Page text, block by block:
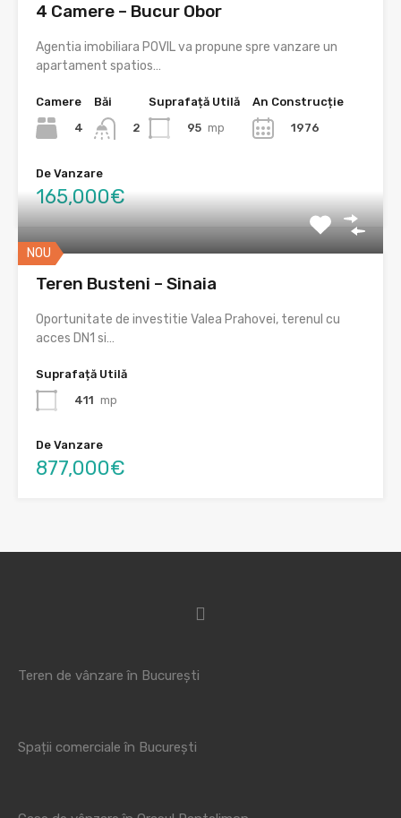
4 Camere – Bucur Obor
Agentia imobiliara POVIL va propune spre vanzare un
apartament spatios…
Camere
4
Băi
2
Suprafață Utilă
95 mp
An Construcție
1976
De Vanzare
165,000€
NOU
Teren Busteni – Sinaia
Oportunitate de investitie Valea Prahovei, terenul cu
acces DN1 si…
Suprafață Utilă
411 mp
De Vanzare
877,000€
Teren de vânzare în București
Spații comerciale în București